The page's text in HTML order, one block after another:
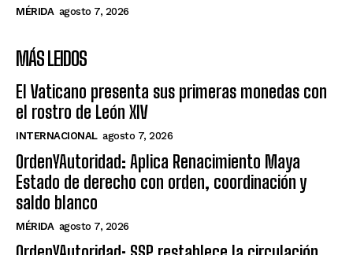
MÉRIDA agosto 7, 2026
MÁS LEIDOS
El Vaticano presenta sus primeras monedas con
el rostro de León XIV
INTERNACIONAL agosto 7, 2026
OrdenYAutoridad: Aplica Renacimiento Maya
Estado de derecho con orden, coordinación y
saldo blanco
MÉRIDA agosto 7, 2026